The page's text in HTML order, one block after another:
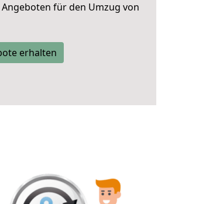
für den Umzug von
erhalten